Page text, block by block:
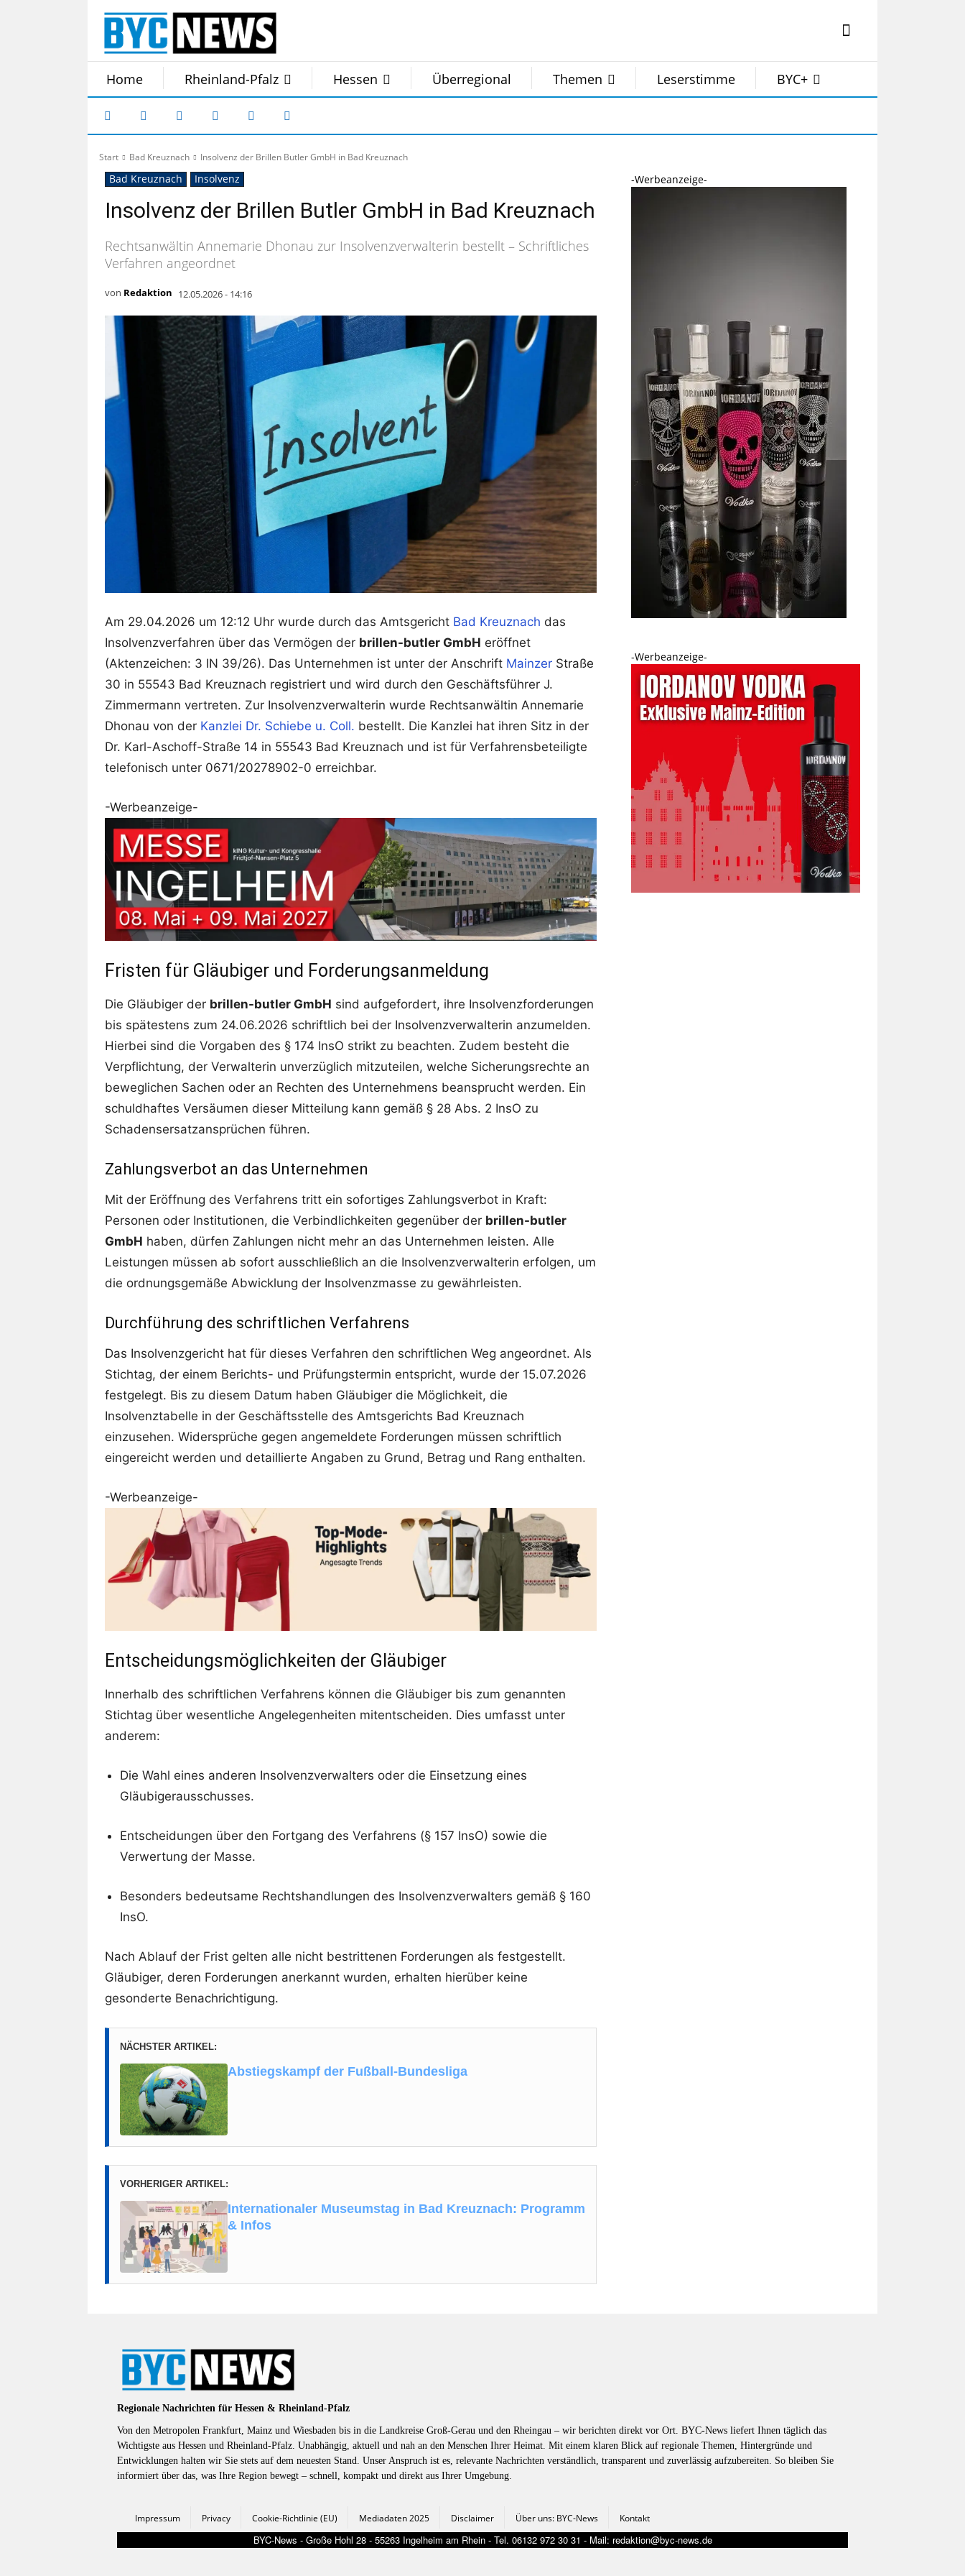
Home Rheinland-Pfalz Hessen Überregional Themen Leserstimme BYC+
Start Bad Kreuznach Insolvenz der Brillen Butler GmbH in Bad Kreuznach
Bad Kreuznach Insolvenz
Insolvenz der Brillen Butler GmbH in Bad Kreuznach
Rechtsanwältin Annemarie Dhonau zur Insolvenzverwalterin bestellt – Schriftliches
Verfahren angeordnet
von Redaktion 12.05.2026 - 14:16
Am 29.04.2026 um 12:12 Uhr wurde durch das Amtsgericht Bad Kreuznach das
Insolvenzverfahren über das Vermögen der brillen-butler GmbH eröffnet
(Aktenzeichen: 3 IN 39/26). Das Unternehmen ist unter der Anschrift Mainzer Straße
30 in 55543 Bad Kreuznach registriert und wird durch den Geschäftsführer J.
Zimmermann vertreten. Zur Insolvenzverwalterin wurde Rechtsanwältin Annemarie
Dhonau von der Kanzlei Dr. Schiebe u. Coll. bestellt. Die Kanzlei hat ihren Sitz in der
Dr. Karl-Aschoff-Straße 14 in 55543 Bad Kreuznach und ist für Verfahrensbeteiligte
telefonisch unter 0671/20278902-0 erreichbar.
-Werbeanzeige-
Fristen für Gläubiger und Forderungsanmeldung
Die Gläubiger der brillen-butler GmbH sind aufgefordert, ihre Insolvenzforderungen
bis spätestens zum 24.06.2026 schriftlich bei der Insolvenzverwalterin anzumelden.
Hierbei sind die Vorgaben des § 174 InsO strikt zu beachten. Zudem besteht die
Verpflichtung, der Verwalterin unverzüglich mitzuteilen, welche Sicherungsrechte an
beweglichen Sachen oder an Rechten des Unternehmens beansprucht werden. Ein
schuldhaftes Versäumen dieser Mitteilung kann gemäß § 28 Abs. 2 InsO zu
Schadensersatzansprüchen führen.
Zahlungsverbot an das Unternehmen
Mit der Eröffnung des Verfahrens tritt ein sofortiges Zahlungsverbot in Kraft:
Personen oder Institutionen, die Verbindlichkeiten gegenüber der brillen-butler
GmbH haben, dürfen Zahlungen nicht mehr an das Unternehmen leisten. Alle
Leistungen müssen ab sofort ausschließlich an die Insolvenzverwalterin erfolgen, um
die ordnungsgemäße Abwicklung der Insolvenzmasse zu gewährleisten.
Durchführung des schriftlichen Verfahrens
Das Insolvenzgericht hat für dieses Verfahren den schriftlichen Weg angeordnet. Als
Stichtag, der einem Berichts- und Prüfungstermin entspricht, wurde der 15.07.2026
festgelegt. Bis zu diesem Datum haben Gläubiger die Möglichkeit, die
Insolvenztabelle in der Geschäftsstelle des Amtsgerichts Bad Kreuznach
einzusehen. Widersprüche gegen angemeldete Forderungen müssen schriftlich
eingereicht werden und detaillierte Angaben zu Grund, Betrag und Rang enthalten.
-Werbeanzeige-
Entscheidungsmöglichkeiten der Gläubiger
Innerhalb des schriftlichen Verfahrens können die Gläubiger bis zum genannten
Stichtag über wesentliche Angelegenheiten mitentscheiden. Dies umfasst unter
anderem:
Die Wahl eines anderen Insolvenzverwalters oder die Einsetzung eines
Gläubigerausschusses.
Entscheidungen über den Fortgang des Verfahrens (§ 157 InsO) sowie die
Verwertung der Masse.
Besonders bedeutsame Rechtshandlungen des Insolvenzverwalters gemäß § 160
InsO.
Nach Ablauf der Frist gelten alle nicht bestrittenen Forderungen als festgestellt.
Gläubiger, deren Forderungen anerkannt wurden, erhalten hierüber keine
gesonderte Benachrichtigung.
NÄCHSTER ARTIKEL:
Abstiegskampf der Fußball-Bundesliga
VORHERIGER ARTIKEL:
Internationaler Museumstag in Bad Kreuznach: Programm
& Infos
-Werbeanzeige-
-Werbeanzeige-
Regionale Nachrichten für Hessen & Rheinland-Pfalz
Von den Metropolen Frankfurt, Mainz und Wiesbaden bis in die Landkreise Groß-Gerau und den Rheingau – wir berichten direkt vor Ort. BYC-News liefert Ihnen täglich das
Wichtigste aus Hessen und Rheinland-Pfalz. Unabhängig, aktuell und nah an den Menschen Ihrer Heimat. Mit einem klaren Blick auf regionale Themen, Hintergründe und
Entwicklungen halten wir Sie stets auf dem neuesten Stand. Unser Anspruch ist es, relevante Nachrichten verständlich, transparent und zuverlässig aufzubereiten. So bleiben Sie
informiert über das, was Ihre Region bewegt – schnell, kompakt und direkt aus Ihrer Umgebung.
Impressum Privacy Cookie-Richtlinie (EU) Mediadaten 2025 Disclaimer Über uns: BYC-News Kontakt
BYC-News - Große Hohl 28 - 55263 Ingelheim am Rhein - Tel. 06132 972 30 31 - Mail: redaktion@byc-news.de